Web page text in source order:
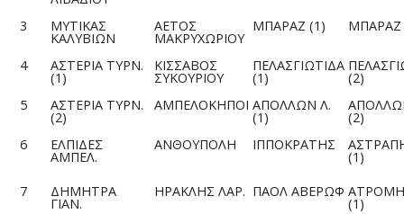
3
ΜΥΤΙΚΑΣ
ΚΑΛΥΒΙΩΝ
ΑΕΤΟΣ
ΜΑΚΡΥΧΩΡΙΟΥ
ΜΠΑΡΑΖ (1) ΜΠΑΡΑΖ
4 ΑΣΤΕΡΙΑ ΤΥΡΝ.
(1)
ΚΙΣΣΑΒΟΣ
ΣΥΚΟΥΡΙΟΥ
ΠΕΛΑΣΓΙΩΤΙΔΑ
(1)
(2)
5
ΑΣΤΕΡΙΑ ΤΥΡΝ.
(2)
ΑΜΠΕΛΟΚΗΠΟΙ ΑΠΟΛΛΩΝ Λ.
(1)
(2)
6
ΕΛΠΙΔΕΣ
ΑΜΠΕΛ.
ΑΝΘΟΥΠΟΛΗ ΙΠΠΟΚΡΑΤΗΣ
(1)
7
ΔΗΜΗΤΡΑ
ΓΙΑΝ.
ΗΡΑΚΛΗΣ ΛΑΡ. ΠΑΟΛ ΑΒΕΡΩΦ
(1)